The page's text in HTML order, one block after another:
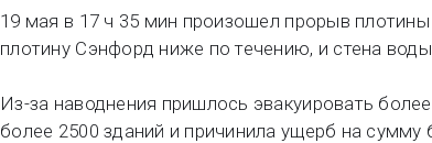
19 мая в 17 ч 35 мин произошел прорыв
плотину Сэнфорд ниже по течению, и стена
Из-за наводнения пришлось эвакуировать
более 2500 зданий и причинила ущерб на